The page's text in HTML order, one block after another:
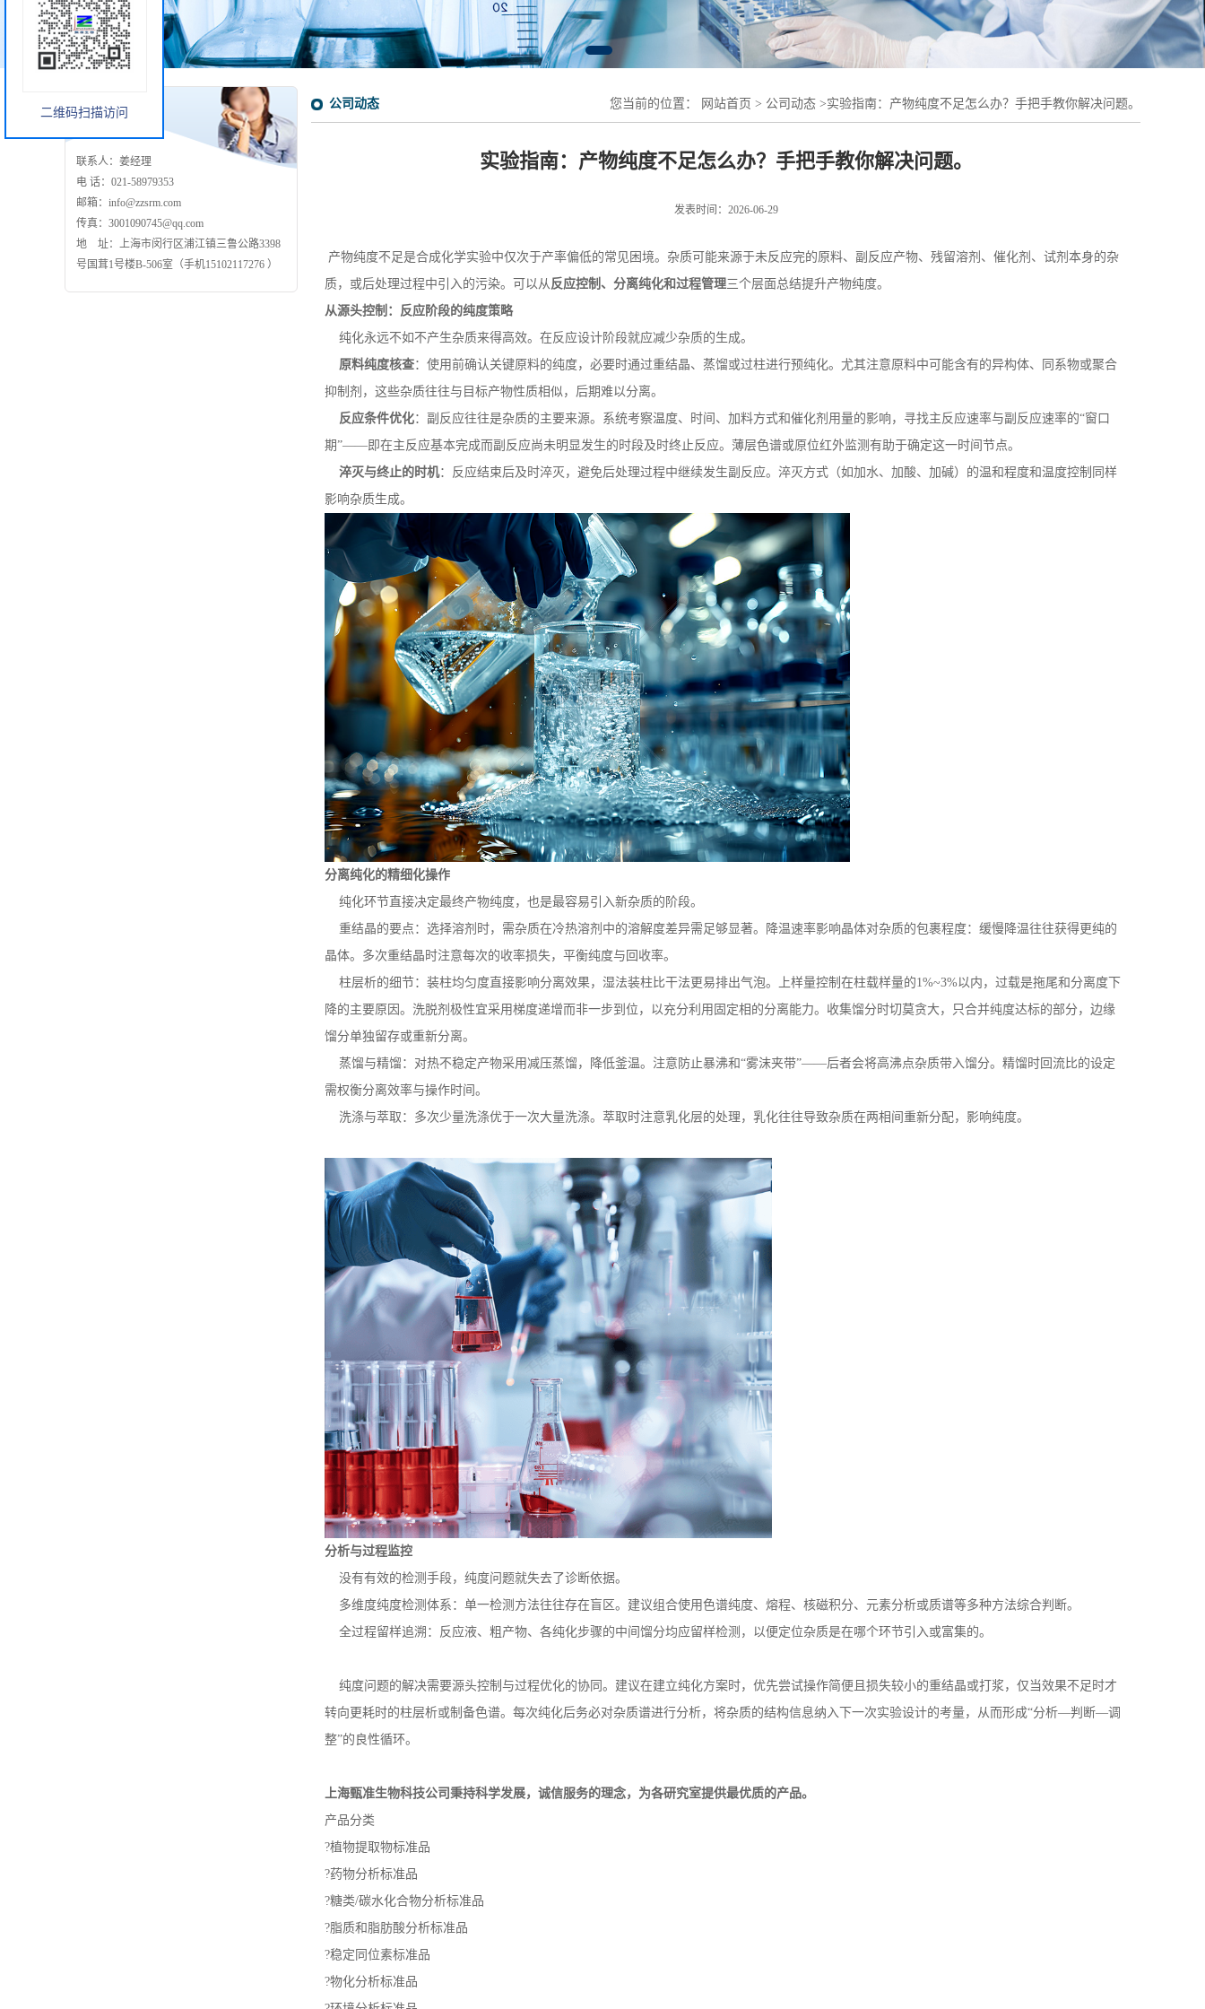
联系我们
联系人：姜经理
电 话：021-58979353
邮箱：info@zzsrm.com
传真：3001090745@qq.com
地 址：上海市闵行区浦江镇三鲁公路3398
号国茸1号楼B-506室（手机15102117276 ）
公司动态 您当前的位置： 网站首页 > 公司动态 >实验指南：产物纯度不足怎么办？手把手教你解决问题。
实验指南：产物纯度不足怎么办？手把手教你解决问题。
发表时间：2026-06-29
产物纯度不足是合成化学实验中仅次于产率偏低的常见困境。杂质可能来源于未反应完的原料、副反应产物、残留溶剂、催化剂、试剂本身的杂
质，或后处理过程中引入的污染。可以从反应控制、分离纯化和过程管理三个层面总结提升产物纯度。
从源头控制：反应阶段的纯度策略
纯化永远不如不产生杂质来得高效。在反应设计阶段就应减少杂质的生成。
原料纯度核查：使用前确认关键原料的纯度，必要时通过重结晶、蒸馏或过柱进行预纯化。尤其注意原料中可能含有的异构体、同系物或聚合
抑制剂，这些杂质往往与目标产物性质相似，后期难以分离。
反应条件优化：副反应往往是杂质的主要来源。系统考察温度、时间、加料方式和催化剂用量的影响，寻找主反应速率与副反应速率的“窗口
期”——即在主反应基本完成而副反应尚未明显发生的时段及时终止反应。薄层色谱或原位红外监测有助于确定这一时间节点。
淬灭与终止的时机：反应结束后及时淬灭，避免后处理过程中继续发生副反应。淬灭方式（如加水、加酸、加碱）的温和程度和温度控制同样
影响杂质生成。
分离纯化的精细化操作
纯化环节直接决定最终产物纯度，也是最容易引入新杂质的阶段。
重结晶的要点：选择溶剂时，需杂质在冷热溶剂中的溶解度差异需足够显著。降温速率影响晶体对杂质的包裹程度：缓慢降温往往获得更纯的
晶体。多次重结晶时注意每次的收率损失，平衡纯度与回收率。
柱层析的细节：装柱均匀度直接影响分离效果，湿法装柱比干法更易排出气泡。上样量控制在柱载样量的1%~3%以内，过载是拖尾和分离度下
降的主要原因。洗脱剂极性宜采用梯度递增而非一步到位，以充分利用固定相的分离能力。收集馏分时切莫贪大，只合并纯度达标的部分，边缘
馏分单独留存或重新分离。
蒸馏与精馏：对热不稳定产物采用减压蒸馏，降低釜温。注意防止暴沸和“雾沫夹带”——后者会将高沸点杂质带入馏分。精馏时回流比的设定
需权衡分离效率与操作时间。
洗涤与萃取：多次少量洗涤优于一次大量洗涤。萃取时注意乳化层的处理，乳化往往导致杂质在两相间重新分配，影响纯度。
分析与过程监控
没有有效的检测手段，纯度问题就失去了诊断依据。
多维度纯度检测体系：单一检测方法往往存在盲区。建议组合使用色谱纯度、熔程、核磁积分、元素分析或质谱等多种方法综合判断。
全过程留样追溯：反应液、粗产物、各纯化步骤的中间馏分均应留样检测，以便定位杂质是在哪个环节引入或富集的。
纯度问题的解决需要源头控制与过程优化的协同。建议在建立纯化方案时，优先尝试操作简便且损失较小的重结晶或打浆，仅当效果不足时才
转向更耗时的柱层析或制备色谱。每次纯化后务必对杂质谱进行分析，将杂质的结构信息纳入下一次实验设计的考量，从而形成“分析—判断—调
整”的良性循环。
上海甄准生物科技公司秉持科学发展，诚信服务的理念，为各研究室提供最优质的产品。
产品分类
?植物提取物标准品
?药物分析标准品
?糖类/碳水化合物分析标准品
?脂质和脂肪酸分析标准品
?稳定同位素标准品
?物化分析标准品
二维码扫描访问